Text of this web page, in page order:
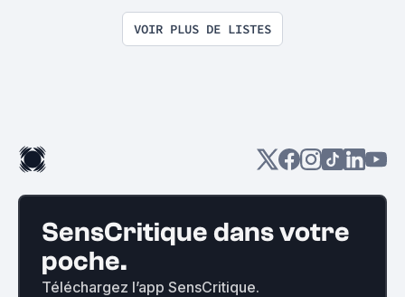
VOIR PLUS DE LISTES
SensCritique dans votre
poche.
Téléchargez l’app SensCritique.